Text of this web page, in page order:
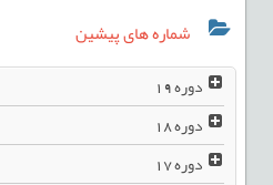
شماره های پیشین
دوره19
دوره18
دوره17